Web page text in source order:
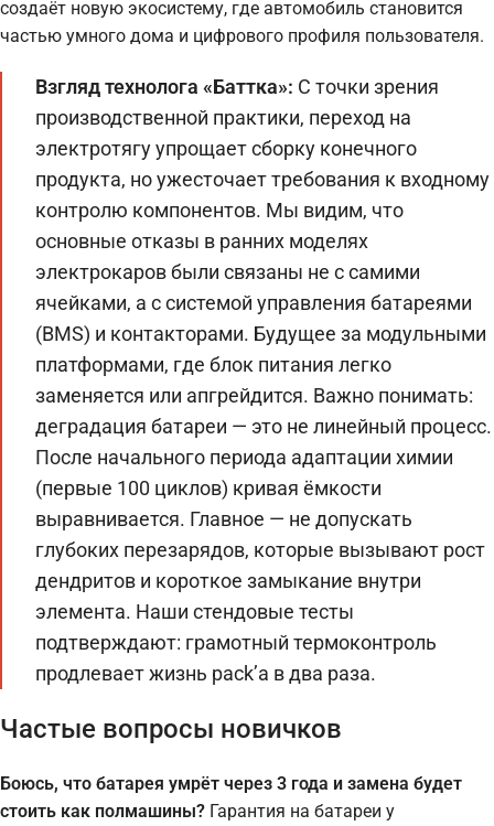
создаёт новую экосистему, где автомобиль становится
частью умного дома и цифрового профиля пользователя.
Взгляд технолога «Баттка»: С точки зрения
производственной практики, переход на
электротягу упрощает сборку конечного
продукта, но ужесточает требования к входному
контролю компонентов. Мы видим, что
основные отказы в ранних моделях
электрокаров были связаны не с самими
ячейками, а с системой управления батареями
(BMS) и контакторами. Будущее за модульными
платформами, где блок питания легко
заменяется или апгрейдится. Важно понимать:
деградация батареи — это не линейный процесс.
После начального периода адаптации химии
(первые 100 циклов) кривая ёмкости
выравнивается. Главное — не допускать
глубоких перезарядов, которые вызывают рост
дендритов и короткое замыкание внутри
элемента. Наши стендовые тесты
подтверждают: грамотный термоконтроль
продлевает жизнь pack’а в два раза.
Частые вопросы новичков
Боюсь, что батарея умрёт через 3 года и замена будет
стоить как полмашины? Гарантия на батареи у